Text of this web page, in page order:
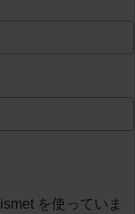
を使っていま